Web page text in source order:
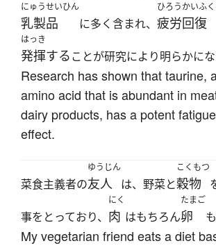
にゅうせいひん
乳製品 に多く含まれ、
ひろうかいふく
疲労回復
はっき
発揮することが研究により明らかにな
Research has shown that taurine,
amino acid that is abundant in
dairy products, has a potent
effect.
菜食主義者の
ゆうじん
友人 は、野菜と
こくもつ
穀物
事をとっており、
にく
肉 はもちろん
たまご
卵
My vegetarian friend eats a diet